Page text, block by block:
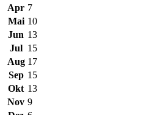
Apr 7
Mai 10
Jun 13
Jul 15
Aug 17
Sep 15
Okt 13
Nov 9